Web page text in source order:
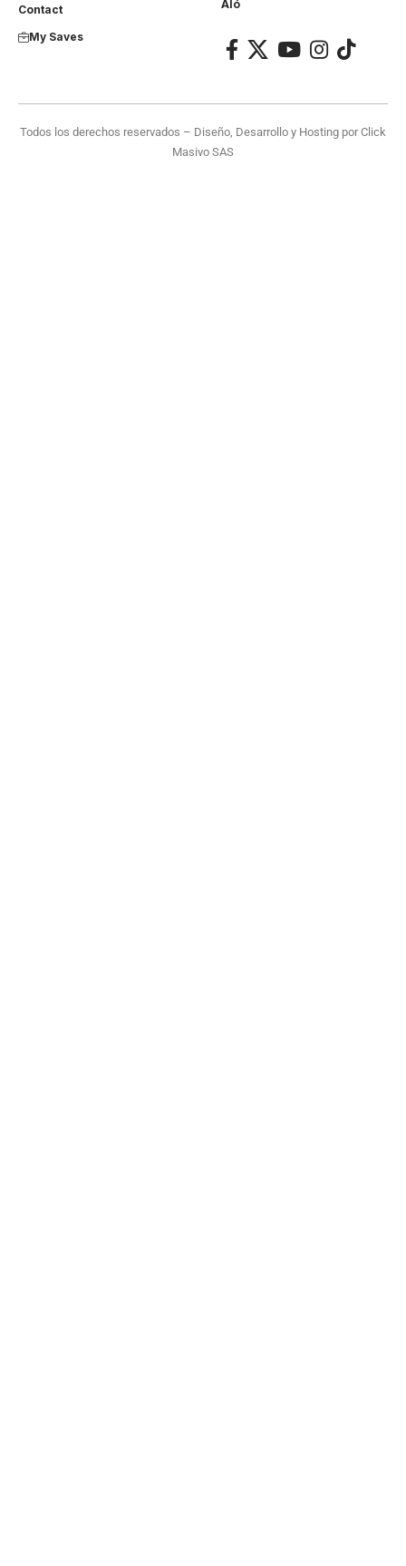
Contact
My Saves
Aló
Todos los derechos reservados – Diseño, Desarrollo y Hosting porClick
Masivo SAS